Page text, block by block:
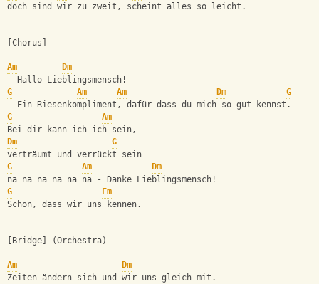
doch sind wir zu zweit, scheint alles so leicht.
[Chorus]
Am
Dm
  Hallo Lieblingsmensch!
G
Am Am Dm
G
  Ein Riesenkompliment, dafür dass du mich so gut kennst.
G
Am
Bei dir kann ich ich sein,
Dm
G
verträumt und verrückt sein
G
Am
Dm
na na na na na na - Danke Lieblingsmensch!
G
Em
Schön, dass wir uns kennen.
[Bridge] (Orchestra)
Am
Dm
Zeiten ändern sich und wir uns gleich mit.